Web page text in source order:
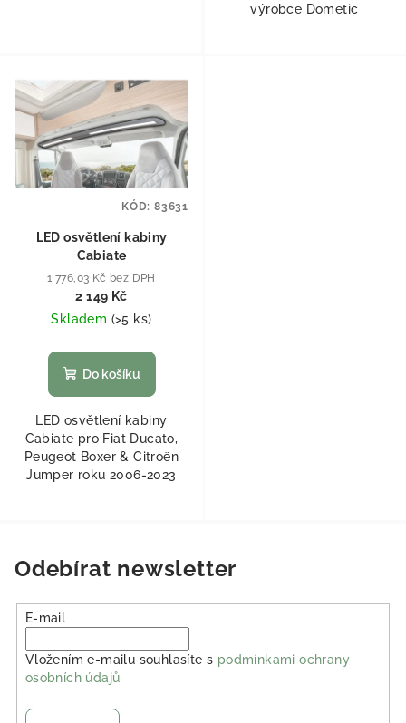
výrobce Dometic
LED osvětlení kabiny
Cabiate
1 776,03 Kč bez DPH
2 149 Kč
Skladem (>5 ks)
Do košíku
LED osvětlení kabiny
Cabiate pro Fiat Ducato,
Peugeot Boxer & Citroën
Jumper roku 2006-2023
KÓD: 83631
Odebírat newsletter
E-mail
Vložením e-mailu souhlasíte s podmínkami ochrany
osobních údajů